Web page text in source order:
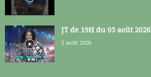
JT de 19H du 05 août 2026
5 août 2026